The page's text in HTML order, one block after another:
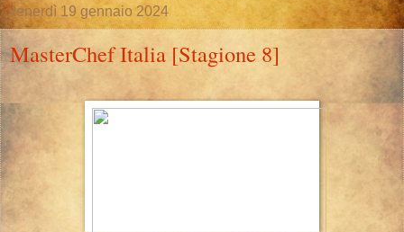
venerdì 19 gennaio 2024
MasterChef Italia [Stagione 8]